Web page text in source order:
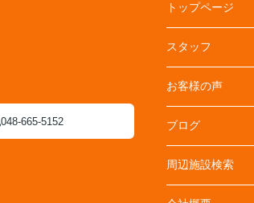
048-665-5152
トップページ
スタッフ
お客様の声
ブログ
周辺施設検索